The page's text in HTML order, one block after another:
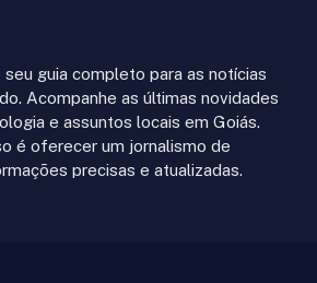
seu guia completo para as notícias
Acompanhe as últimas novidades
e assuntos locais em Goiás.
é oferecer um jornalismo de
precisas e atualizadas.